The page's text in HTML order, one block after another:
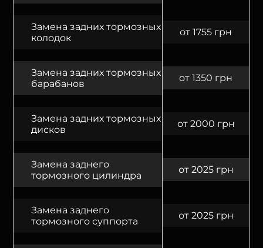
Замена задних тормозных
колодок
от 1755 грн
Замена задних тормозных
барабанов
от 1350 грн
Замена задних тормозных
дисков
от 2000 грн
Замена заднего
тормозного цилиндра
от 2025 грн
Замена заднего
тормозного суппорта
от 2025 грн